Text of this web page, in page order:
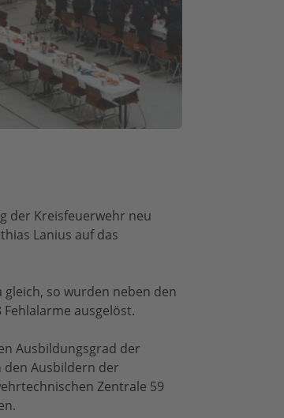
der Kreisfeuerwehr neu
Lanius auf das
so wurden neben den
ausgelöst.
Ausbildungsgrad der
den Ausbildern der
Zentrale 59